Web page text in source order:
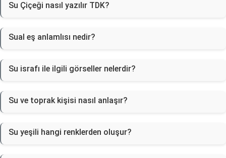
Su Çiçeği nasıl yazılır TDK?
Sual eş anlamlısı nedir?
Su israfı ile ilgili görseller nelerdir?
Su ve toprak kişisi nasıl anlaşır?
Su yeşili hangi renklerden oluşur?